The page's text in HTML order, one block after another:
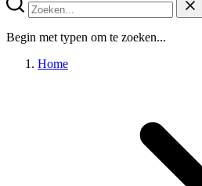
Begin met typen om te zoeken...
Home